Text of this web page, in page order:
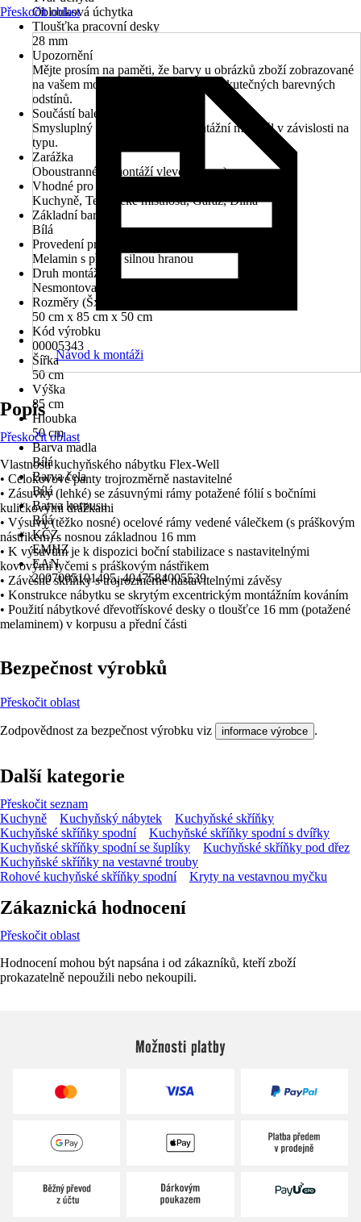
Oblouková úchytka
Tloušťka pracovní desky
28 mm
Upozornění
Mějte prosím na paměti, že barvy u obrázků zboží zobrazované
na vašem monitoru se mohou lišit od skutečných barevných
odstínů.
Součástí balení
Smysluplný montážní návod, montážní materiál v závislosti na
typu.
Zarážka
Oboustranné (s montáží vlevo/vpravo)
Vhodné pro prostory
Kuchyně, Technické místnosti, Garáž, Dílna
Základní barva
Bílá
Provedení pracovní desky
Melamin s přední silnou hranou
Druh montáže
Nesmontované
Rozměry (ŠxVxH)
50 cm x 85 cm x 50 cm
Kód výrobku
00005343
Šířka
50 cm
Výška
85 cm
Hloubka
50 cm
Barva madla
Bílá
Barva čela
Bílá
Barva korpusu
Bílá
KČZ
EMHZ
EAN
2007005101495, 4047584005539
Přeskočit oblast
Návod k montáži
Popis
Přeskočit oblast
Vlastnosti kuchyňského nábytku Flex-Well
• Celokovové panty trojrozměrně nastavitelné
• Zásuvky (lehké) se zásuvnými rámy potažené fólií s bočními
kuličkovými drážkami
• Výsuvy (těžko nosné) ocelové rámy vedené válečkem (s práškovým
nástřikem) s nosnou základnou 16 mm
• K výsuvům je k dispozici boční stabilizace s nastavitelnými
kovovými tyčemi s práškovým nástřikem
• Závěsné skříňky s trojrozměrně nastavitelnými závěsy
• Konstrukce nábytku se skrytým excentrickým montážním kováním
• Použití nábytkové dřevotřískové desky o tloušťce 16 mm (potažené
melaminem) v korpusu a přední části
Bezpečnost výrobků
Přeskočit oblast
Zodpovědnost za bezpečnost výrobku viz informace výrobce .
Další kategorie
Přeskočit seznam
Kuchyně
Kuchyňský nábytek
Kuchyňské skříňky
Kuchyňské skříňky spodní
Kuchyňské skříňky spodní s dvířky
Kuchyňské skříňky spodní se šuplíky
Kuchyňské skříňky pod dřez
Kuchyňské skříňky na vestavné trouby
Rohové kuchyňské skříňky spodní
Kryty na vestavnou myčku
Zákaznická hodnocení
Přeskočit oblast
Hodnocení mohou být napsána i od zákazníků, kteří zboží
prokazatelně nepoužili nebo nekoupili.
Možnosti platby